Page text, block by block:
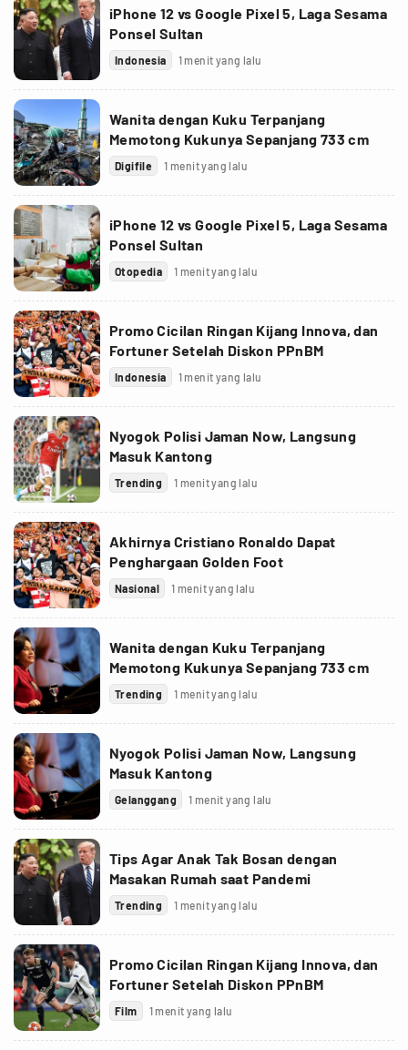
iPhone 12 vs Google Pixel 5, Laga Sesama
Ponsel Sultan
Indonesia 1 menit yang lalu
Wanita dengan Kuku Terpanjang
Memotong Kukunya Sepanjang 733 cm
Digifile 1 menit yang lalu
iPhone 12 vs Google Pixel 5, Laga Sesama
Ponsel Sultan
Otopedia 1 menit yang lalu
Promo Cicilan Ringan Kijang Innova, dan
Fortuner Setelah Diskon PPnBM
Indonesia 1 menit yang lalu
Nyogok Polisi Jaman Now, Langsung
Masuk Kantong
Trending 1 menit yang lalu
Akhirnya Cristiano Ronaldo Dapat
Penghargaan Golden Foot
Nasional 1 menit yang lalu
Wanita dengan Kuku Terpanjang
Memotong Kukunya Sepanjang 733 cm
Trending 1 menit yang lalu
Nyogok Polisi Jaman Now, Langsung
Masuk Kantong
Gelanggang 1 menit yang lalu
Tips Agar Anak Tak Bosan dengan
Masakan Rumah saat Pandemi
Trending 1 menit yang lalu
Promo Cicilan Ringan Kijang Innova, dan
Fortuner Setelah Diskon PPnBM
Film 1 menit yang lalu